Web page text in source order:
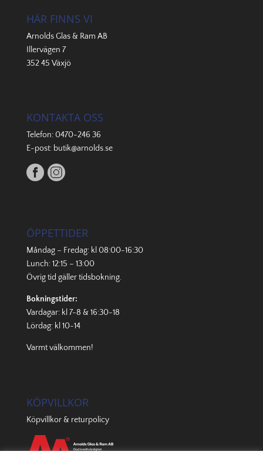
HÄR FINNS VI
Arnolds Glas & Ram AB
Illervägen 7
352 45 Växjö
KONTAKTA OSS
Telefon:0470-246 36
E-post: butik@arnolds.se
ÖPPETTIDER
Måndag – Fredag: kl 08:00-16:30
Lunch: 12:15 – 13:00
Övrig tid gällertidsbokning.
Bokningstider:
Vardagar: kl 7-8 & 16:30-18
Lördag: kl 10-14
Varmt välkommen!
KÖPVILLKOR
Köpvillkor & returpolicy